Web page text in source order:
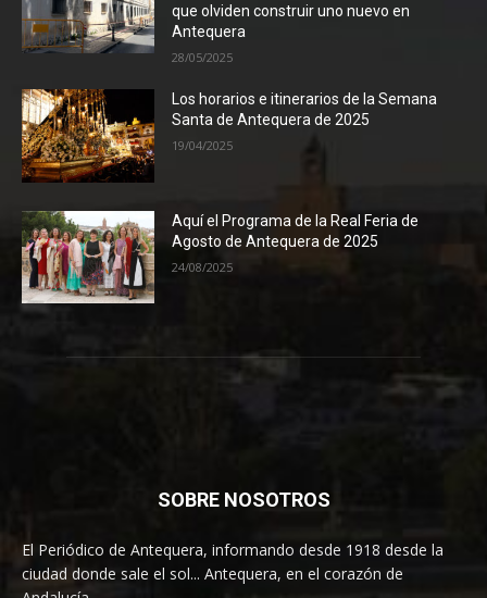
que olviden construir uno nuevo en
Antequera
28/05/2025
Los horarios e itinerarios de la Semana
Santa de Antequera de 2025
19/04/2025
Aquí el Programa de la Real Feria de
Agosto de Antequera de 2025
24/08/2025
SOBRE NOSOTROS
El Periódico de Antequera, informando desde 1918 desde la
ciudad donde sale el sol... Antequera, en el corazón de